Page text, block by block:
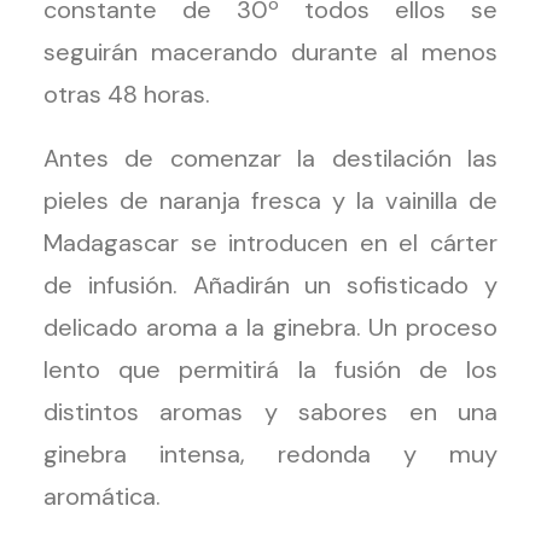
constante de 30º todos ellos se
seguirán macerando durante al menos
otras 48 horas.
Antes de comenzar la destilación las
pieles de naranja fresca y la vainilla de
Madagascar se introducen en el cárter
de infusión. Añadirán un sofisticado y
delicado aroma a la ginebra. Un proceso
lento que permitirá la fusión de los
distintos aromas y sabores en una
ginebra intensa, redonda y muy
aromática.